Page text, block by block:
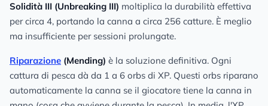
Solidità III (Unbreaking III) moltiplica la durabilità effettiva
per circa 4, portando la canna a circa 256 catture. È meglio
ma insufficiente per sessioni prolungate.
Riparazione (Mending) è la soluzione definitiva. Ogni
cattura di pesca dà da 1 a 6 orbs di XP. Questi orbs riparano
automaticamente la canna se il giocatore tiene la canna in